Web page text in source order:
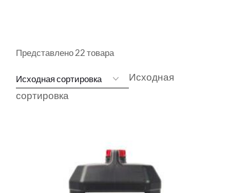
Представлено 22 товара
Исходная
сортировка